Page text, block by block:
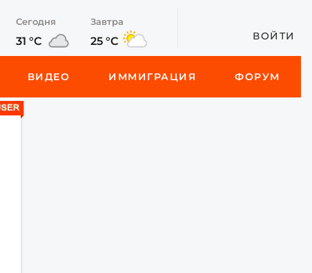
Сегодня
31 °C
Завтра
25 °C ВОЙТИ
ВИДЕО ИММИГРАЦИЯ ФОРУМ